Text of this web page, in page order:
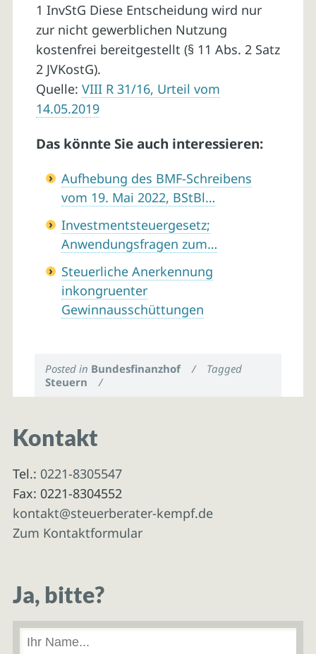
1 InvStG Diese Entscheidung wird nur
zur nicht gewerblichen Nutzung
kostenfrei bereitgestellt (§ 11 Abs. 2 Satz
2 JVKostG).
Quelle: VIII R 31/16, Urteil vom
14.05.2019
Das könnte Sie auch interessieren:
Aufhebung des BMF-Schreibens
vom 19. Mai 2022, BStBl…
Investmentsteuergesetz;
Anwendungsfragen zum…
Steuerliche Anerkennung
inkongruenter
Gewinnausschüttungen
Posted in Bundesfinanzhof /
Tagged
Steuern
/
Kontakt
Tel.: 0221-8305547
Fax: 0221-8304552
kontakt@steuerberater-kempf.de
Zum Kontaktformular
Ja, bitte?